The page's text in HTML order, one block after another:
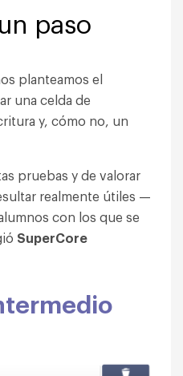
paso
planteamos el
una celda de
y, cómo no, un
pruebas y de valorar
realmente útiles —
con los que se
SuperCore